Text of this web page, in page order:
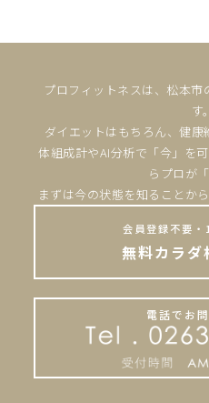
プロフィットネスは、松本
す。
ダイエットはもちろん、健康
体組成計やAI分析で「今」を
らプロが
まずは今の状態を知ることか
会員登録不要・
無料カラダ
電話でお